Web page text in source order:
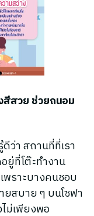
สีสวย ช่วยถนอม
ว่า สถานที่ที่เรา
ยู่ที่โต๊ะทำงาน
พราะบางคนชอบ
ยสบาย ๆ บนโซฟา
ม่เพียงพอ